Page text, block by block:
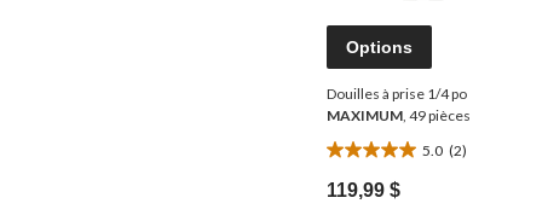
Options
Douilles à prise 1/4 po
MAXIMUM , 49 pièces
5.0 (2)
5.0
étoile(s)
119,99 $